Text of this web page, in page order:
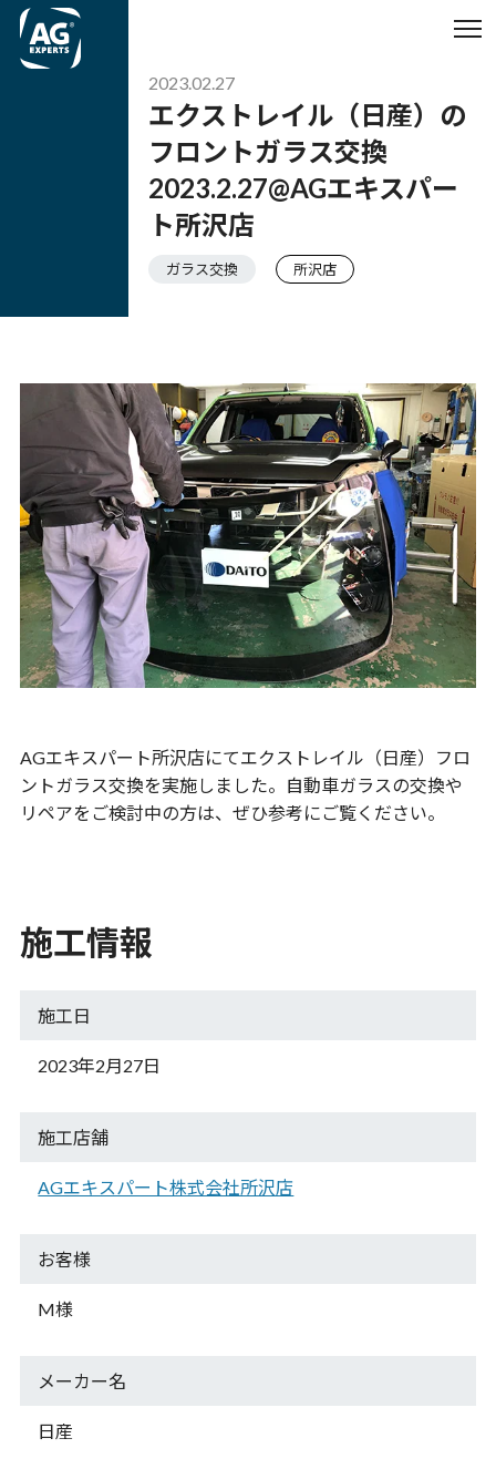
2023.02.27
エクストレイル（日産）の
フロントガラス交換
2023.2.27@AGエキスパー
ト所沢店
ガラス交換 所沢店
AGエキスパート所沢店にてエクストレイル（日産）フロ
ントガラス交換を実施しました。自動車ガラスの交換や
リペアをご検討中の方は、ぜひ参考にご覧ください。
施工情報
施工日
2023年2月27日
施工店舗
AGエキスパート株式会社所沢店
お客様
M様
メーカー名
日産